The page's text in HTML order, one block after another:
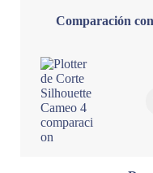
Comparación